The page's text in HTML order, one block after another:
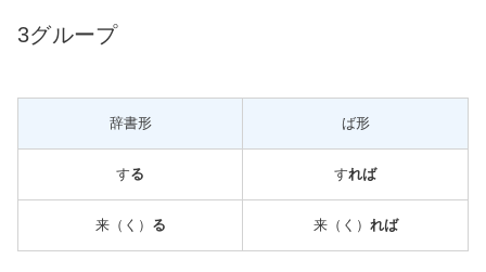
3グループ
辞書形 ば形
する すれば
来（く） る 来（く） れば